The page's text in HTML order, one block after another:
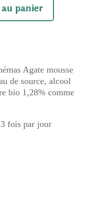
panier
Agate mousse
de source, alcool
bio 1,28% comme
fois par jour